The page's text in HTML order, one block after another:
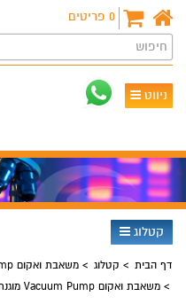
0 פריטים
חיפוש
ניווט
קטלוג
דף הבית קטלוג
משאבת ואקום Vacuum Pump
משאבת ואקום Vacuum Pump מוגנת כימית